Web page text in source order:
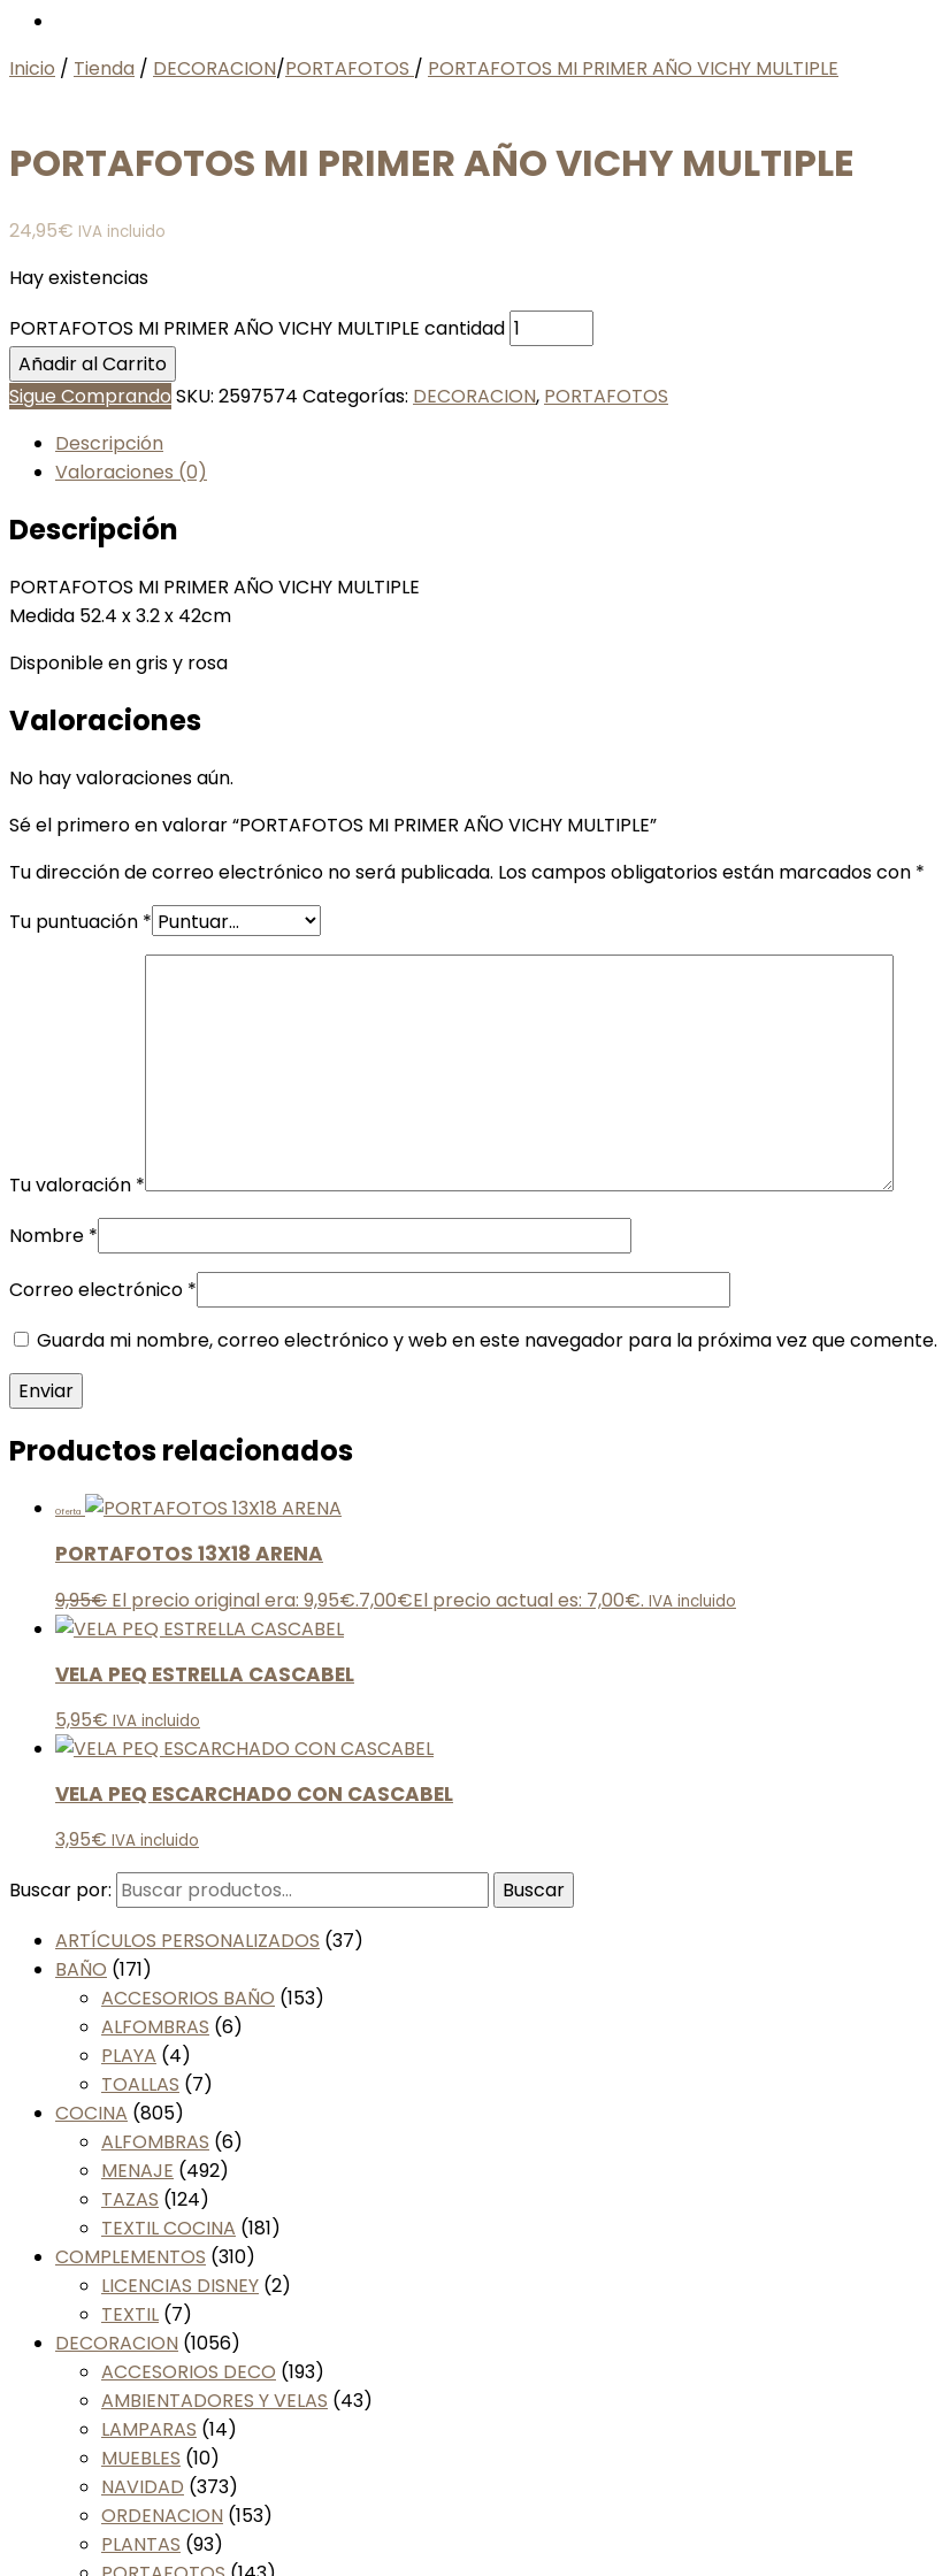
Inicio / Tienda / DECORACION/PORTAFOTOS / PORTAFOTOS MI PRIMER AÑO VICHY MULTIPLE
PORTAFOTOS MI PRIMER AÑO VICHY MULTIPLE
24,95€ IVA incluido
Hay existencias
PORTAFOTOS MI PRIMER AÑO VICHY MULTIPLE cantidad
Añadir al Carrito
Sigue Comprando SKU: 2597574 Categorías: DECORACION, PORTAFOTOS
Descripción
Valoraciones (0)
Descripción
PORTAFOTOS MI PRIMER AÑO VICHY MULTIPLE
Medida 52.4 x 3.2 x 42cm
Disponible en gris y rosa
Valoraciones
No hay valoraciones aún.
Sé el primero en valorar “PORTAFOTOS MI PRIMER AÑO VICHY MULTIPLE”
Tu dirección de correo electrónico no será publicada. Los campos obligatorios están marcados con *
Tu puntuación *
Tu valoración *
Nombre *
Correo electrónico *
Guarda mi nombre, correo electrónico y web en este navegador para la próxima vez que comente.
Productos relacionados
Oferta
PORTAFOTOS 13X18 ARENA
9,95€ El precio original era: 9,95€.7,00€El precio actual es: 7,00€. IVA incluido
VELA PEQ ESTRELLA CASCABEL
5,95€ IVA incluido
VELA PEQ ESCARCHADO CON CASCABEL
3,95€ IVA incluido
Buscar por:
Buscar
ARTÍCULOS PERSONALIZADOS (37)
BAÑO (171)
ACCESORIOS BAÑO (153)
ALFOMBRAS (6)
PLAYA (4)
TOALLAS (7)
COCINA (805)
ALFOMBRAS (6)
MENAJE (492)
TAZAS (124)
TEXTIL COCINA (181)
COMPLEMENTOS (310)
LICENCIAS DISNEY (2)
TEXTIL (7)
DECORACION (1056)
ACCESORIOS DECO (193)
AMBIENTADORES Y VELAS (43)
LAMPARAS (14)
MUEBLES (10)
NAVIDAD (373)
ORDENACION (153)
PLANTAS (93)